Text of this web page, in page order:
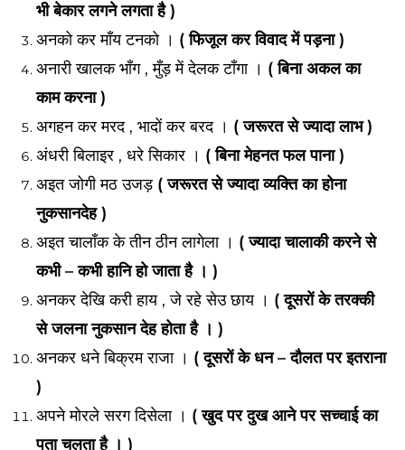
भी बेकार लगने लगता है )
अनको कर माँय टनको । ( फिजूल कर विवाद में पड़ना )
अनारी खालक भाँग , मुँड़ में देलक टाँगा । ( बिना अकल का
काम करना )
अगहन कर मरद , भादों कर बरद । ( जरूरत से ज्यादा लाभ )
अंधरी बिलाइर , धरे सिकार । ( बिना मेहनत फल पाना )
अइत जोगी मठ उजड़( जरूरत से ज्यादा व्यक्ति का होना
नुकसानदेह )
अइत चालाँक के तीन ठीन लागेला । ( ज्यादा चालाकी करने से
कभी – कभी हानि हो जाता है । )
अनकर देखि करी हाय , जे रहे सेउ छाय । ( दूसरों के तरक्की
से जलना नुकसान देह होता है । )
अनकर धने बिक्रम राजा । ( दूसरों के धन – दौलत पर इतराना
)
अपने मोरले सरग दिसेला । ( खुद पर दुख आने पर सच्चाई का
पता चलता है । )